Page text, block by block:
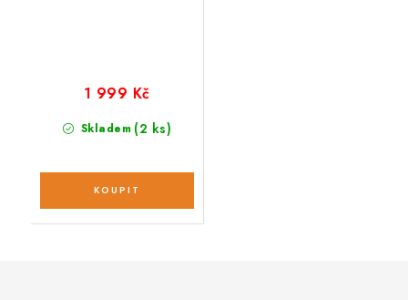
Skladem (2 ks)
1 999 Kč